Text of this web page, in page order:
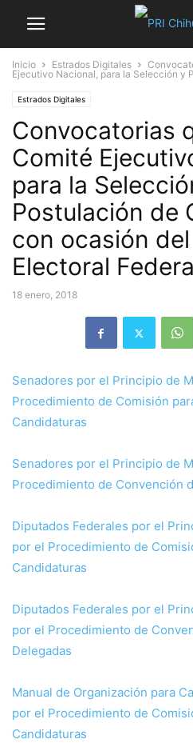
Inicio Estrados Digitales
Ejecutivo Nacional, para la Selección y
Estrados Digitales
Convocatorias
Comité
para la
Postulación de
con ocasión
Electoral
18 enero, 2018
Senadores por el Principio de
Procedimiento de Comisión
Candidaturas
Senadores por el Principio de
Procedimiento de Convención
Diputados Federales por el
por el Procedimiento de
Candidaturas
Diputados Federales por el
por el Procedimiento de
Delegadas
Manual de Organización para
por el Procedimiento de
Candidaturas